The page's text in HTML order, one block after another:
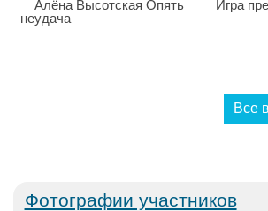
Все
Фотографии участников